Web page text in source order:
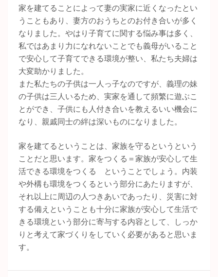
家を建てることによって妻の実家に近くなったとい
うこともあり、妻方のおうちとのお付き合いが多く
なりました。やはり子育てに関する悩み事は多く、
私ではあまり力になれないことでも義母がいること
で安心して子育てできる環境が整い、私たち夫婦は
大変助かりました。
また私たちの子供は一人っ子なのですが、義理の妹
の子供は三人いるため、実家を通して頻繁に遊ぶこ
とができ、子供にも人付き合いを教えるいい機会に
なり、親戚同士の絆は深いものになりました。
家を建てるということは、家族を守るというという
ことだと思います。家をつくる＝家族が安心して生
活できる環境をつくる ということでしょう。内装
や外構も環境をつくるという部分にあたりますが、
それ以上に周辺の人つきあいであったり、災害に対
する備えということも十分に家族が安心して生活で
きる環境という部分に寄与する内容として、しっか
りと考えて家づくりをしていく必要があると思いま
す。